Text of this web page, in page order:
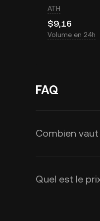
ATH
$9,16
Volume en 24h
FAQ
Combien vaut
KuCoin
(XTZ). Le
Quel est le